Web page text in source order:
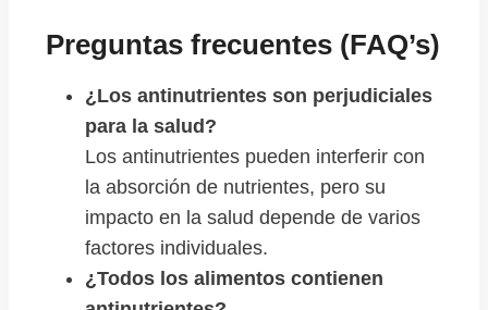
Preguntas frecuentes (FAQ’s)
¿Los antinutrientes son perjudiciales
para la salud?
Los antinutrientes pueden interferir con
la absorción de nutrientes, pero su
impacto en la salud depende de varios
factores individuales.
¿Todos los alimentos contienen